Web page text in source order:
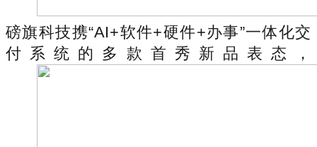
磅旗科技携“AI+软件+硬件+办事”一体化交
付系统的多款首秀新品表态，